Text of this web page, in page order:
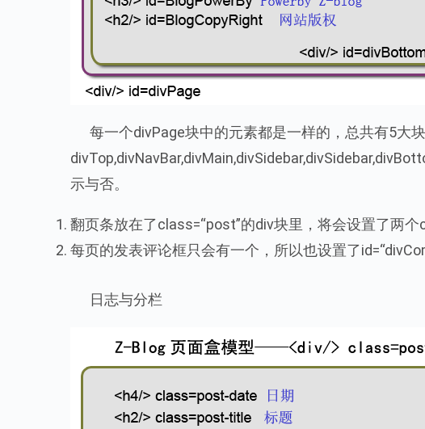
每一个divPage块中的元素都是一样的，总共有5大块
示与否。
翻页条放在了class=“post”的div块里，将会设置了两
每页的发表评论框只会有一个，所以也设置了
日志与分栏